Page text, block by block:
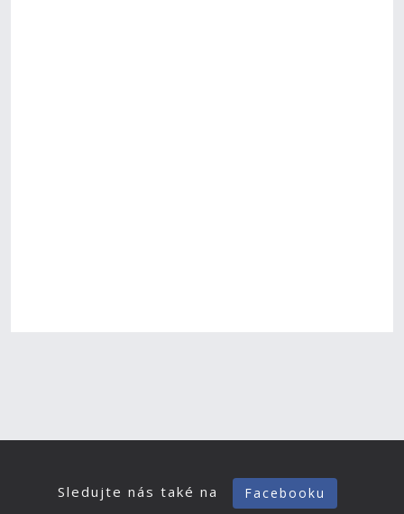
Sledujte nás také na Facebooku